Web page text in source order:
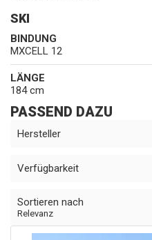
SKI
BINDUNG
MXCELL 12
LÄNGE
184 cm
PASSEND DAZU
Hersteller
Verfügbarkeit
Sortieren nach
Relevanz